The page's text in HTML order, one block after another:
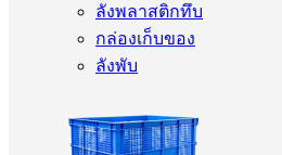
ลังพลาสติกทึบ
กล่องเก็บของ
ลังพับ